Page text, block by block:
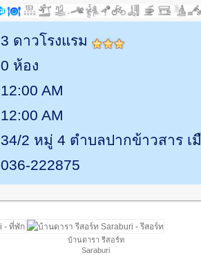
3 ดาวโรงแรม
0 ห้อง
12:00 AM
12:00 AM
34/2 หมู่ 4 ตำบลปากข้าวสาร เ
036-222875
บ้านดารา รีสอร์ท
Saraburi